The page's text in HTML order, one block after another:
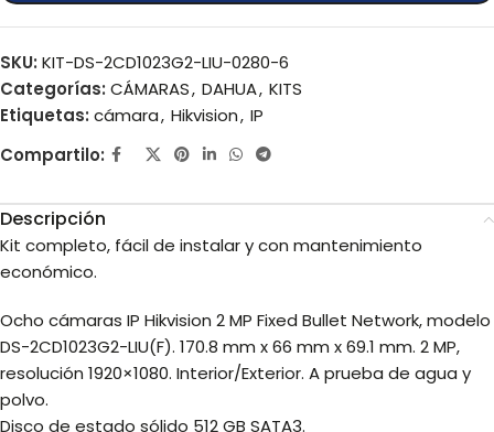
SKU: KIT-DS-2CD1023G2-LIU-0280-6
Categorías: CÁMARAS, DAHUA, KITS
Etiquetas: cámara, Hikvision, IP
Compartilo:
Descripción
Kit completo, fácil de instalar y con mantenimiento
económico.
Ocho cámaras IP Hikvision 2 MP Fixed Bullet Network, modelo
DS-2CD1023G2-LIU(F). 170.8 mm x 66 mm x 69.1 mm. 2 MP,
resolución 1920×1080. Interior/Exterior. A prueba de agua y
polvo.
Disco de estado sólido 512 GB SATA3.